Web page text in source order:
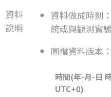
資料
說明
資料做成時刻
統或與觀測實
圖檔資料版本：
時間(年-月-日
UTC+0)